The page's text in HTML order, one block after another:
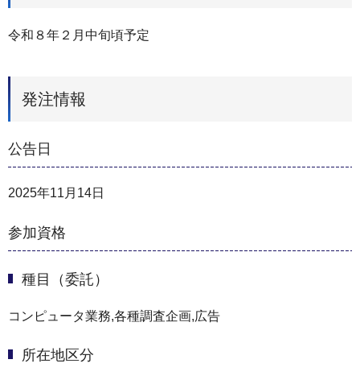
令和８年２月中旬頃予定
発注情報
公告日
2025年11月14日
参加資格
種目（委託）
コンピュータ業務,各種調査企画,広告
所在地区分